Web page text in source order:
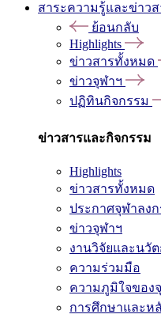
สาระความรู้และข่าวส
ย้อนกลับ
Highlights
ข่าวสารทั้งหมด
ข่าวจุฬาฯ
ปฏิทินกิจกรรม
ข่าวสารและกิจกรรม
Highlights
ข่าวสารทั้งหมด
ประกาศจุฬาลง
ข่าวจุฬาฯ
งานวิจัยและนวั
ความร่วมมือ
ความภูมิใจของ
การศึกษาและห